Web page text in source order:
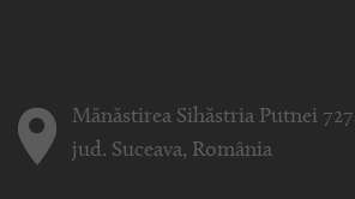
Mănăstirea Sihăstria Putnei
jud. Suceava, România